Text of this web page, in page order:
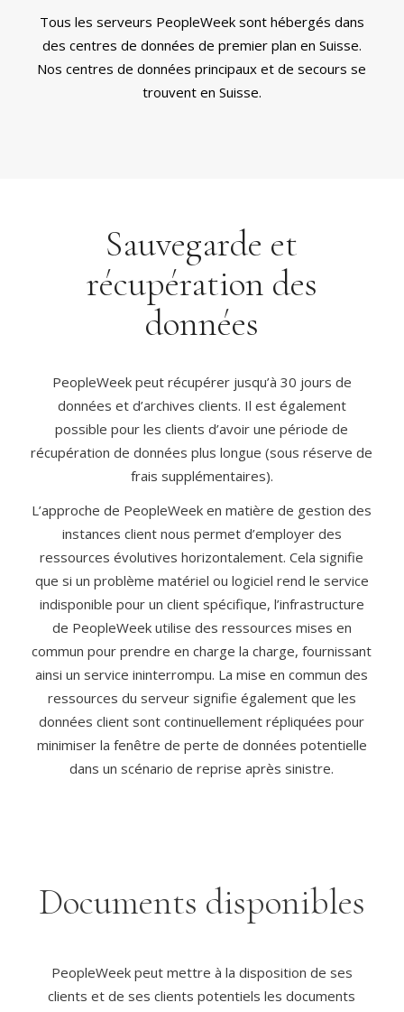
Tous les serveurs PeopleWeek sont hébergés dans
des centres de données de premier plan en Suisse.
Nos centres de données principaux et de secours se
trouvent en Suisse.
Sauvegarde et
récupération des
données
PeopleWeek peut récupérer jusqu’à 30 jours de
données et d’archives clients. Il est également
possible pour les clients d’avoir une période de
récupération de données plus longue (sous réserve de
frais supplémentaires).
L’approche de PeopleWeek en matière de gestion des
instances client nous permet d’employer des
ressources évolutives horizontalement. Cela signifie
que si un problème matériel ou logiciel rend le service
indisponible pour un client spécifique, l’infrastructure
de PeopleWeek utilise des ressources mises en
commun pour prendre en charge la charge, fournissant
ainsi un service ininterrompu. La mise en commun des
ressources du serveur signifie également que les
données client sont continuellement répliquées pour
minimiser la fenêtre de perte de données potentielle
dans un scénario de reprise après sinistre.
Documents disponibles
PeopleWeek peut mettre à la disposition de ses
clients et de ses clients potentiels les documents